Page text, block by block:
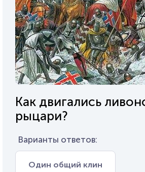
Как двигались
рыцари?
Варианты ответов:
Один общий клин